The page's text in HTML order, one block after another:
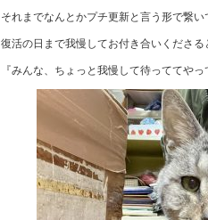
それまでなんとかプチ更新と言う形で繋い
復活の日まで我慢してお付き合いくださる
『みんな、ちょっと我慢して待っててやっ